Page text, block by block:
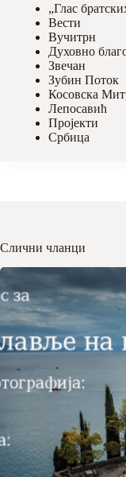
„Глас
Вести
Вучитрн
Духовно
Звечан
Зубин Поток
Косовска
Лепосавић
Пројекти
Србица
Слични чланци